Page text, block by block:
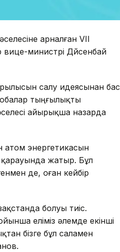
арналған VІI
министрі Дүйсенбай
салу идеясынан бас
тыңғылықты
айырықша назарда
атом энергетикасын
қарауында жатыр. Бұл
де, оған кейбір
болуы тиіс.
еліміз әлемде екінші
бізге бұл саламен